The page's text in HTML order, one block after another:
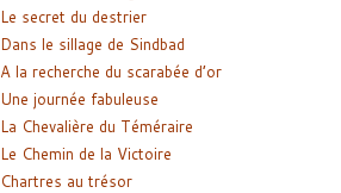
Le secret du destrier
Dans le sillage de Sindbad
A la recherche du scarabée d’or
Une journée fabuleuse
La Chevalière du Téméraire
Le Chemin de la Victoire
Chartres au trésor